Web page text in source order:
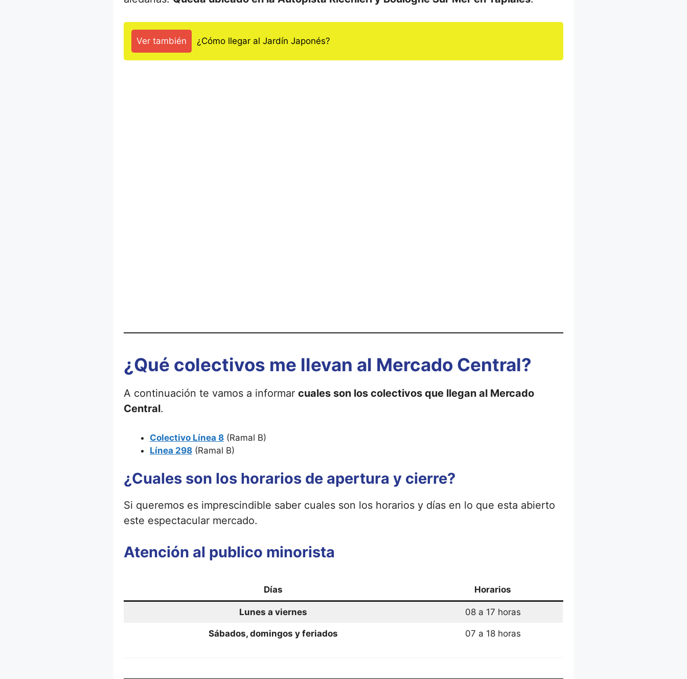
Ver también ¿Cómo llegar al Jardín Japonés?
¿Qué colectivos me llevan al Mercado Central?
A continuación te vamos a informar cuales son los colectivos que llegan al Mercado
Central.
Colectivo Línea 8 (Ramal B)
Línea 298 (Ramal B)
¿Cuales son los horarios de apertura y cierre?
Si queremos es imprescindible saber cuales son los horarios y días en lo que esta abierto
este espectacular mercado.
Atención al publico minorista
Días Horarios
Lunes a viernes 08 a 17 horas
Sábados, domingos y feriados 07 a 18 horas